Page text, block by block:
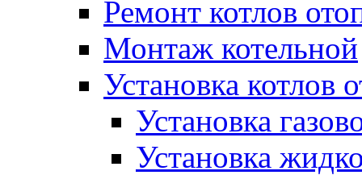
Ремонт котлов
Монтаж котельной
Установка котлов
Установка
Установка